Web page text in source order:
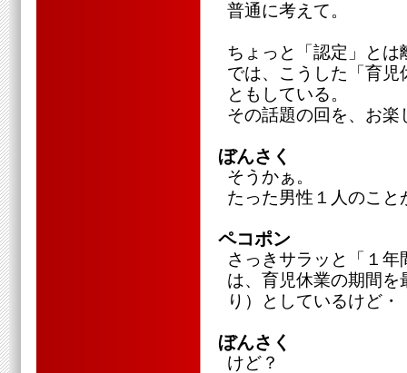
普通に考えて。
ちょっと「認定」と
では、こうした「育
ともしている。
その話題の回を、お楽
ぼんさく
そうかぁ。
たった男性１人のこ
ペコポン
さっきサラッと「１
は、育児休業の期間
り）としているけど・
ぼんさく
けど？